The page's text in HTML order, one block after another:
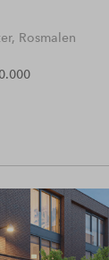
Rosmalen